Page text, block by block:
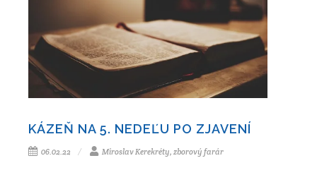
KÁZEŇ NA 5. NEDEĽU PO ZJAVENÍ
06.02.22 Miroslav Kerekréty, zborový farár